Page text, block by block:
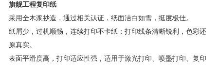
旗舰工程复印纸
采用全木浆抄造，通过相关认证，纸面洁白如雪，挺度极佳。
纸屑少，过机顺畅，连续打印不卡纸；打印线条清晰锐利，色彩还
原真实。
表面平滑度高，打印适应性强，适用于激光打印、喷墨打印、复印